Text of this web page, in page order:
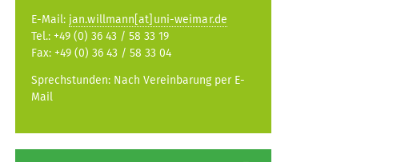
E-Mail: jan.willmann[at]uni-weimar.de
Tel.: +49 (0) 36 43 / 58 33 19
Fax: +49 (0) 36 43 / 58 33 04
Sprechstunden: Nach Vereinbarung per E-
Mail